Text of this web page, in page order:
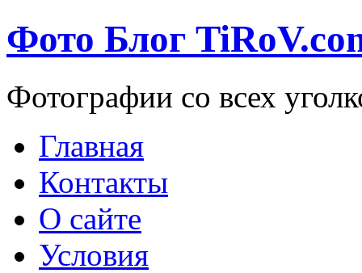
Фото Блог
Фотографии со всех
Главная
Контакты
О сайте
Условия